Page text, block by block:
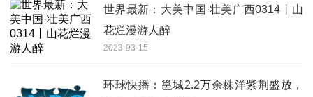
世界最新：大美中国·壮美广西0314丨山
花烂漫游人醉
2023-03-15
环球快播：邕城2.2万余株洋紫荆盛放，